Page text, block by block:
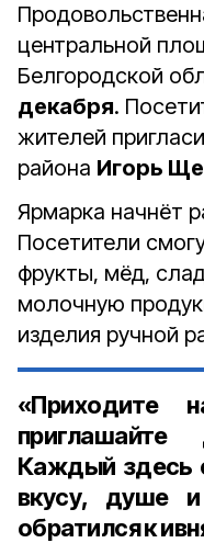
центральной
Белгородской
декабря.
жителей
района Игорь
Ярмарка начнёт
Посетители
фрукты, мёд,
молочную
изделия ручной
«Приходите
Каждый здесь
вкусу, душе
обратился к